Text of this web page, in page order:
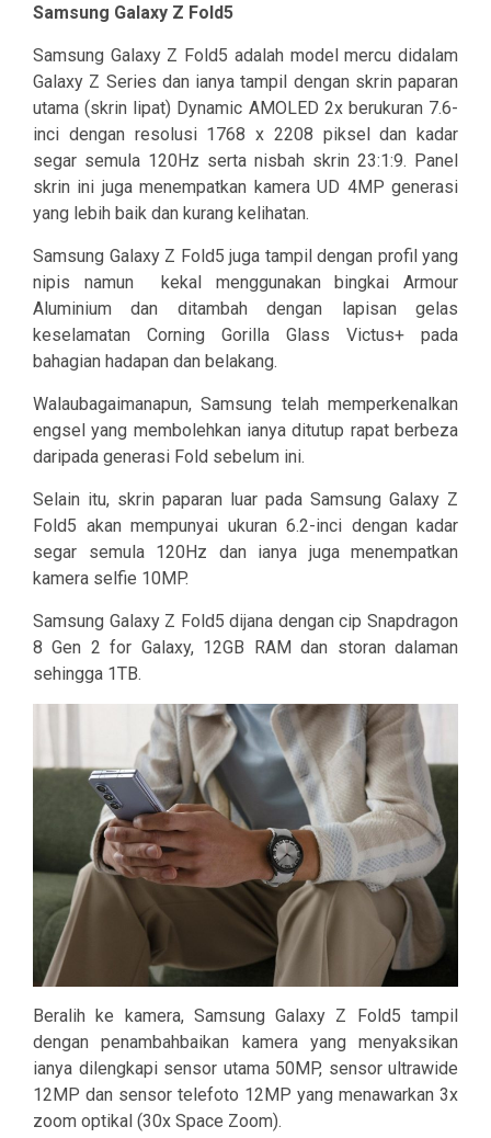
Samsung Galaxy Z Fold5
Samsung Galaxy Z Fold5 adalah model mercu didalam
Galaxy Z Series dan ianya tampil dengan skrin paparan
utama (skrin lipat) Dynamic AMOLED 2x berukuran 7.6-
inci dengan resolusi 1768 x 2208 piksel dan kadar
segar semula 120Hz serta nisbah skrin 23:1:9. Panel
skrin ini juga menempatkan kamera UD 4MP generasi
yang lebih baik dan kurang kelihatan.
Samsung Galaxy Z Fold5 juga tampil dengan profil yang
nipis namun kekal menggunakan bingkai Armour
Aluminium dan ditambah dengan lapisan gelas
keselamatan Corning Gorilla Glass Victus+ pada
bahagian hadapan dan belakang.
Walaubagaimanapun, Samsung telah memperkenalkan
engsel yang membolehkan ianya ditutup rapat berbeza
daripada generasi Fold sebelum ini.
Selain itu, skrin paparan luar pada Samsung Galaxy Z
Fold5 akan mempunyai ukuran 6.2-inci dengan kadar
segar semula 120Hz dan ianya juga menempatkan
kamera selfie 10MP.
Samsung Galaxy Z Fold5 dijana dengan cip Snapdragon
8 Gen 2 for Galaxy, 12GB RAM dan storan dalaman
sehingga 1TB.
Beralih ke kamera, Samsung Galaxy Z Fold5 tampil
dengan penambahbaikan kamera yang menyaksikan
ianya dilengkapi sensor utama 50MP, sensor ultrawide
12MP dan sensor telefoto 12MP yang menawarkan 3x
zoom optikal (30x Space Zoom).